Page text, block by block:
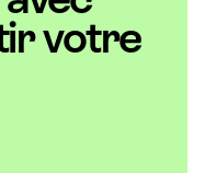
votre